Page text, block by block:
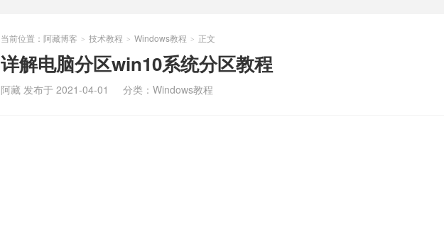
当前位置： 阿藏博客 > 技术教程 > Windows教程 > 正文
详解电脑分区win10系统分区教程
阿藏 发布于 2021-04-01 分类： Windows教程